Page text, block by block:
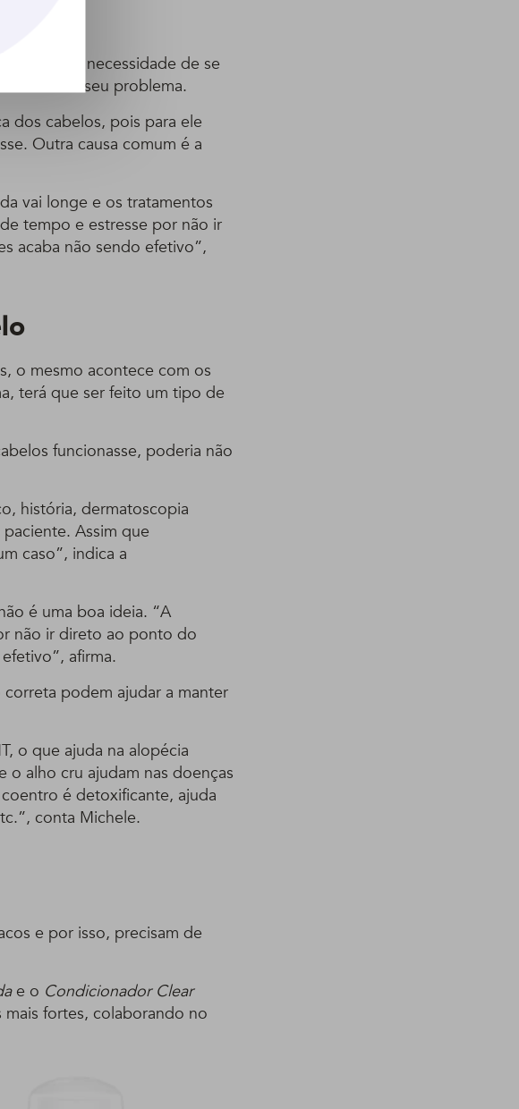
por isso a necessidade de se
causa do seu problema.
dos cabelos, pois para ele
Outra causa comum é a
vai longe e os tratamentos
tempo e estresse por não ir
acaba não sendo efetivo”,
o mesmo acontece com os
terá que ser feito um tipo de
funcionasse, poderia não
história, dermatoscopia
Assim que
caso”, indica a
é uma boa ideia. “A
não ir direto ao ponto do
afirma.
podem ajudar a manter
o que ajuda na alopécia
o alho cru ajudam nas doenças
é detoxificante, ajuda
conta Michele.
e por isso, precisam de
e o Condicionador Clear
fortes, colaborando no